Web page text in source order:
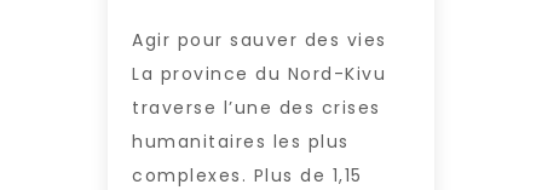
Agir pour sauver des vies
La province du Nord-Kivu
traverse l’une des crises
humanitaires les plus
complexes. Plus de 1,15